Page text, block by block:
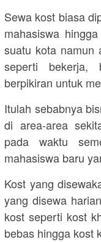
Sewa kost biasa
mahasiswa
suatu kota namun
seperti bekerja,
berpikiran untuk
Itulah sebabnya
di area-area
pada waktu
mahasiswa baru
Kost yang
yang disewa
kost seperti kost
bebas hingga kost